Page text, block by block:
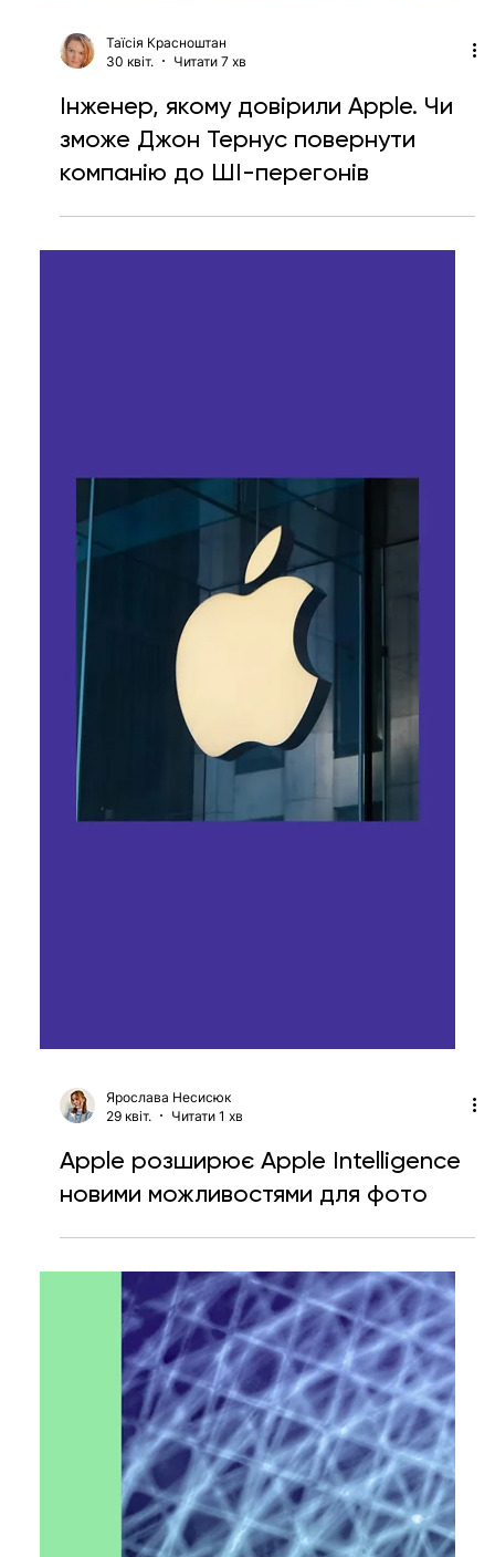
Таїсія Красноштан
Читати 7 хв
Інженер, якому довірили Apple. Чи
зможе Джон Тернус повернути
компанію до ШІ-перегонів